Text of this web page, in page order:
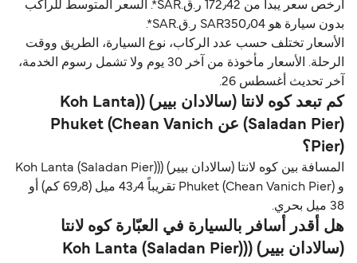
أرخص سعر يبدأ من 172٫42 ر.ق.‏SAR*. السعر المتوسط للراكب
بدون سيارة هو SAR350٫04 ر.ق.‏SAR*.
الأسعار تختلف حسب عدد الركاب، نوع السيارة، الطريق ووقت
الرحلة. الأسعار مأخوذة من آخر 30 يوم ولا تشمل رسوم الخدمة،
آخر تحديث أغسطس 26.
كم تبعد كوه لانتا (سالادان بيير) ((Koh Lanta
(Saladan Pier) عن Phuket (Chean Vanich
Pier)؟
المسافة بين كوه لانتا (سالادان بيير) ((Koh Lanta (Saladan Pier)
و Phuket (Chean Vanich Pier) تقريباً 43٫4 ميل (69٫8 كم) أو
38 ميل بحري.
هل أقدر أسافر بالسيارة في العبّارة كوه لانتا
(سالادان بيير) ((Koh Lanta (Saladan Pier)